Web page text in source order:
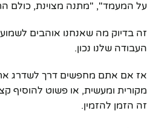
על המעמד", "מתנה מצוינת, כולם
זה בדיוק מה שאנחנו אוהבים
העבודה שלנו נכון.
אז אם אתם מחפשים דרך לשדרג
מקורית ומעשית, או פשוט להוסיף
זה הזמן להזמין.